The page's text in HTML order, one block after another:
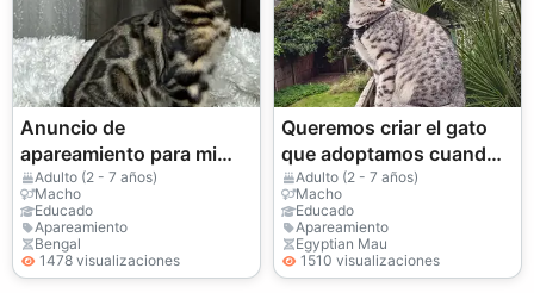
Anuncio de
apareamiento para mi
gato bengalí criado en un
entorno familiar
Adulto (2 - 7 años)
Macho
Educado
Apareamiento
Bengal
1478 visualizaciones
Queremos criar el gato
que adoptamos cuando
vinimos de Egipto.
Adulto (2 - 7 años)
Macho
Educado
Apareamiento
Egyptian Mau
1510 visualizaciones